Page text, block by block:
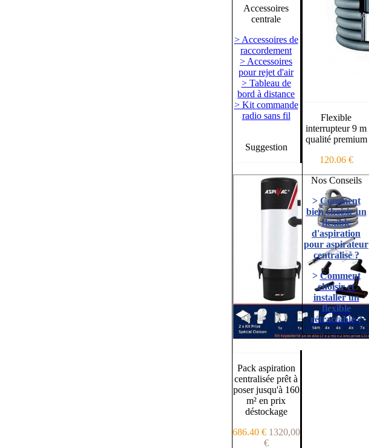
Accessoires
centrale
> Accessoires de
raccordement
> Accessoires
pour rejet d'air
> Tableau de
bord à distance
> Kit commande
radio sans fil
Suggestion
Pack aspiration
centralisée prêt à
poser jusqu'à 160
m² en prix
déstockage
686.40 € 1320,00
€
Flexible
interrupteur 9 m
qualité premium
120.06 €
Nos Conseils
> Comment
bien choisir un
flexible
d'aspiration
pour aspirateur
centralisé ?
> Comment
choisir et
installer un
flexible
rétractable ?